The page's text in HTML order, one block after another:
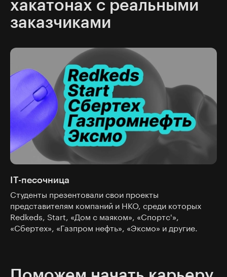
хакатонах с реальными
заказчиками
IT-песочница
Студенты презентовали свои проекты
представителям компаний и НКО, среди которых
Redkeds, Start, «Дом с маяком», «Спортс'»,
«Сбертех», «Газпром нефть», «Эксмо» и другие.